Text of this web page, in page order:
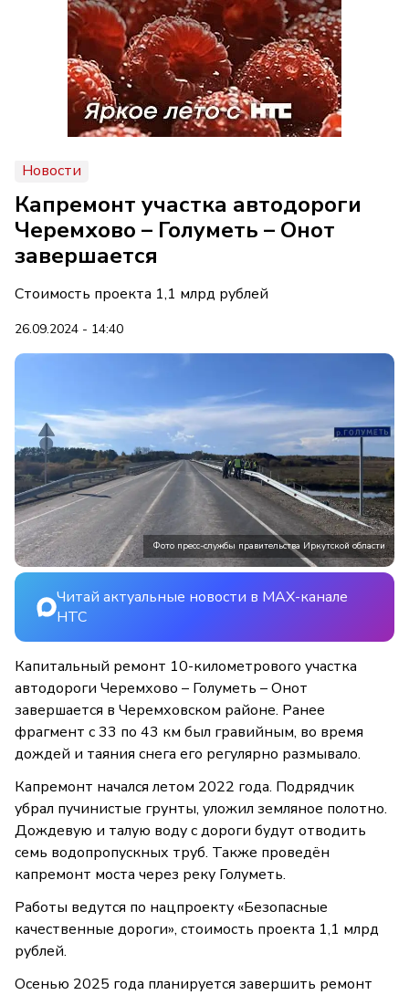
Новости
Капремонт участка автодороги
Черемхово – Голуметь – Онот
завершается
Стоимость проекта 1,1 млрд рублей
26.09.2024 - 14:40
Фото пресс-службы правительства Иркутской области
Читай актуальные новости в MAX-канале
НТС
Капитальный ремонт 10-километрового участка
автодороги Черемхово – Голуметь – Онот
завершается в Черемховском районе. Ранее
фрагмент с 33 по 43 км был гравийным, во время
дождей и таяния снега его регулярно размывало.
Капремонт начался летом 2022 года. Подрядчик
убрал пучинистые грунты, уложил земляное полотно.
Дождевую и талую воду с дороги будут отводить
семь водопропускных труб. Также проведён
капремонт моста через реку Голуметь.
Работы ведутся по нацпроекту «Безопасные
качественные дороги», стоимость проекта 1,1 млрд
рублей.
Осенью 2025 года планируется завершить ремонт